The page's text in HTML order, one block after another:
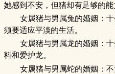
她感到不安，但猪却有足够的能
女属猪与男属兔的婚姻：
须要适应平淡的生活。
女属猪与男属龙的婚姻：
料和爱护龙。
女属猪与男属蛇的婚姻：